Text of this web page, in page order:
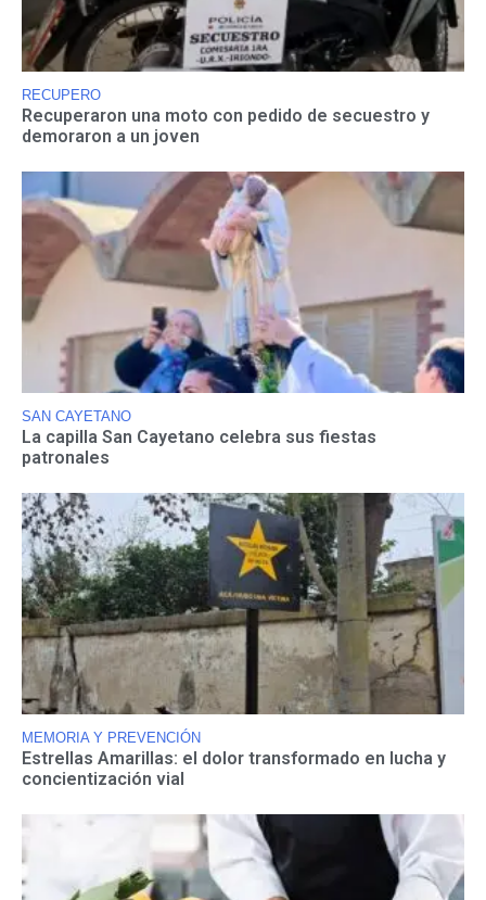
RECUPERO
Recuperaron una moto con pedido de secuestro y
demoraron a un joven
SAN CAYETANO
La capilla San Cayetano celebra sus fiestas
patronales
MEMORIA Y PREVENCIÓN
Estrellas Amarillas: el dolor transformado en lucha y
concientización vial